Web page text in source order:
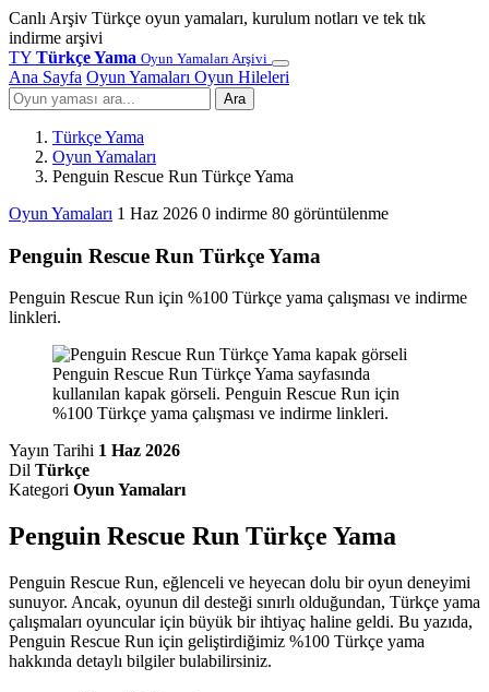
Canlı Arşiv Türkçe oyun yamaları, kurulum notları ve tek tık
indirme arşivi
TY Türkçe Yama Oyun Yamaları Arşivi
Ana Sayfa Oyun Yamaları Oyun Hileleri
Ara
Türkçe Yama
Oyun Yamaları
Penguin Rescue Run Türkçe Yama
Oyun Yamaları 1 Haz 2026 0 indirme 80 görüntülenme
Penguin Rescue Run Türkçe Yama
Penguin Rescue Run için %100 Türkçe yama çalışması ve indirme
linkleri.
Penguin Rescue Run Türkçe Yama sayfasında
kullanılan kapak görseli. Penguin Rescue Run için
%100 Türkçe yama çalışması ve indirme linkleri.
Yayın Tarihi 1 Haz 2026
Dil Türkçe
Kategori Oyun Yamaları
Penguin Rescue Run Türkçe Yama
Penguin Rescue Run, eğlenceli ve heyecan dolu bir oyun deneyimi
sunuyor. Ancak, oyunun dil desteği sınırlı olduğundan, Türkçe yama
çalışmaları oyuncular için büyük bir ihtiyaç haline geldi. Bu yazıda,
Penguin Rescue Run için geliştirdiğimiz %100 Türkçe yama
hakkında detaylı bilgiler bulabilirsiniz.